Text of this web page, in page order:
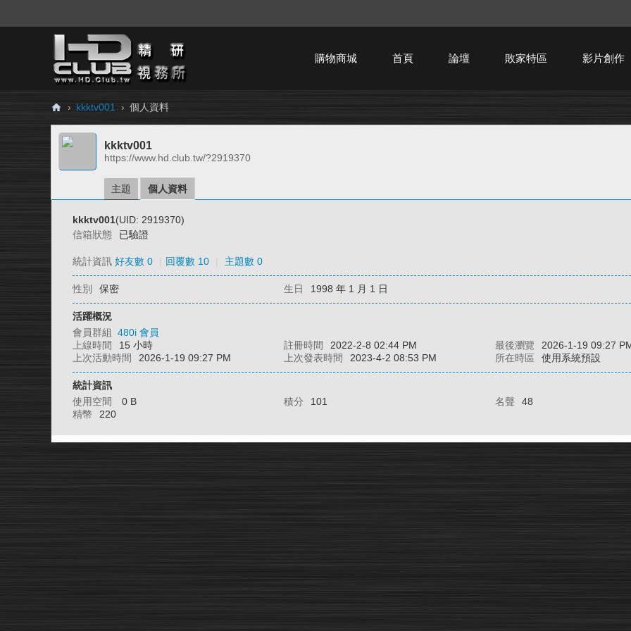
購物商城 首頁 論壇 敗家特區 影片創作
H
Cl
› kkktv001 › 個人資料
kkktv001
https://www.hd.club.tw/?2919370
主題 個人資料
kkktv001(UID: 2919370)
信箱狀態
已驗證
統計資訊 好友數 0 回覆數 10 主題數 0
性別 保密 生日 1998 年 1 月 1 日
活躍概況
會員群組 480i 會員
上線時間
15 小時 註冊時間 2022-2-8 02:44 PM 最後瀏覽
2026-1-19 09:27
上次活動時間
2026-1-19 09:27 PM 上次發表時間 2023-4-2 08:53 PM 所在時區 使用系統預設
統計資訊
使用空間
0 B 積分 101 名聲
48
精幣
220